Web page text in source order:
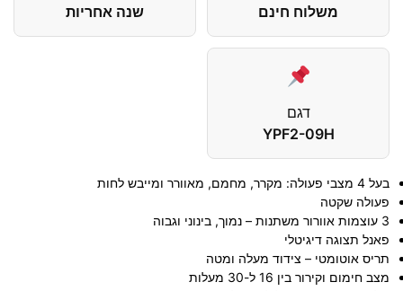
משלוח חינם
שנה אחריות
דגם
YPF2-09H
בעל 4 מצבי פעולה: מקרר, מחמם, מאוורר ומייבש לחות
פעולה שקטה
3 עוצמות אוורור משתנות – נמוך, בינוני וגבוה
פאנל תצוגה דיגיטלי
תריס אוטומטי – צידוד מעלה ומטה
מצב חימום וקירור בין 16 ל-30 מעלות